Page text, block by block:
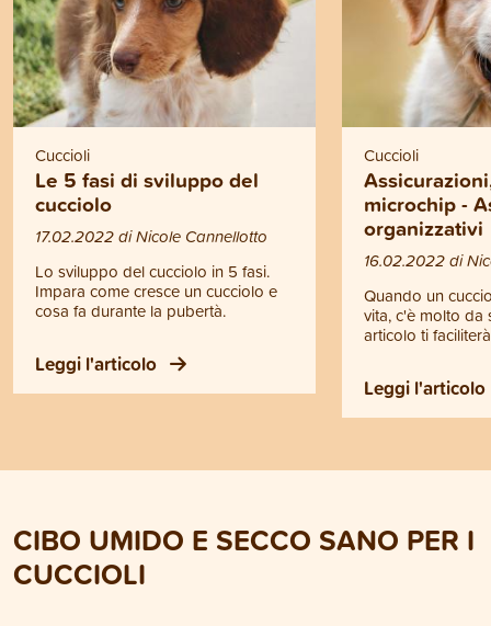
Cuccioli
Le 5 fasi di sviluppo del
cucciolo
17.02.2022 di Nicole Cannellotto
Lo sviluppo del cucciolo in 5 fasi.
Impara come cresce un cucciolo e
cosa fa durante la pubertà.
Leggi l'articolo
Cuccioli
microchip -
organizzativi
16.02.2022 di
Quando un
vita, c'è molto da
articolo ti
Leggi l'articolo
CIBO UMIDO E SECCO SANO PER I
CUCCIOLI